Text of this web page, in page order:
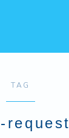
TAG
request